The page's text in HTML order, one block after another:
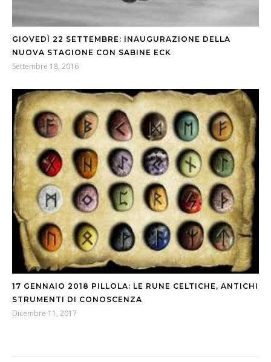
GIOVEDÌ 22 SETTEMBRE: INAUGURAZIONE DELLA
NUOVA STAGIONE CON SABINE ECK
Settembre 18, 2016
17 GENNAIO 2018 PILLOLA: LE RUNE CELTICHE, ANTICHI
STRUMENTI DI CONOSCENZA
Dicembre 11, 2017